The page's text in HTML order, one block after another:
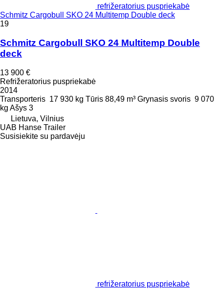
refrižeratorius puspriekabė
Schmitz Cargobull SKO 24 Multitemp Double deck
19
Schmitz Cargobull SKO 24 Multitemp Double
deck
13 900 €
Refrižeratorius puspriekabė
2014
Transporteris 17 930 kg Tūris 88,49 m³ Grynasis svoris 9 070
kg Ašys 3
Lietuva, Vilnius
UAB Hanse Trailer
Susisiekite su pardavėju
refrižeratorius puspriekabė